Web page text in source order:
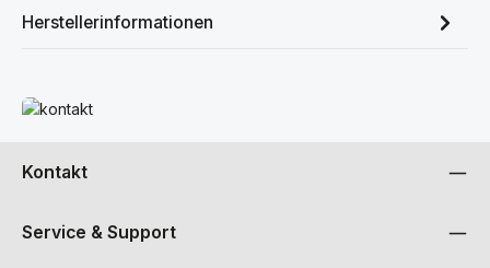
Herstellerinformationen
Mehr erfahren
Kontakt
Service & Support